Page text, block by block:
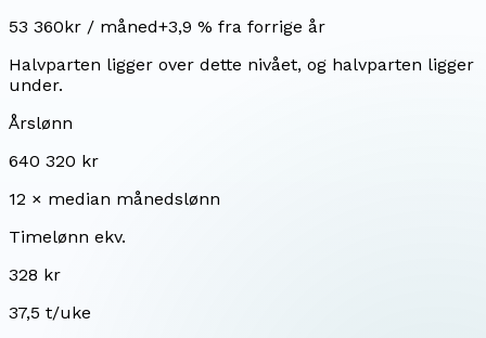
53 360kr / måned+3,9 % fra forrige år
Halvparten ligger over dette nivået, og halvparten ligger
under.
Årslønn
640 320 kr
12 × median månedslønn
Timelønn ekv.
328 kr
37,5 t/uke